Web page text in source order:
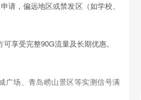
请，偏远地区或禁发区（如学校、
享受完整90G流量及长期优惠。
广场、青岛崂山景区等实测信号满